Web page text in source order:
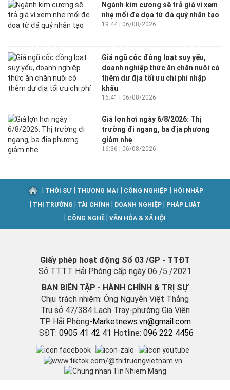
Ngành kim cương sẽ trả giá vì xem
nhẹ mối đe dọa từ đá quý nhân tạo
19:44 | 06/08/2026
Giá ngũ cốc đồng loạt suy yếu,
doanh nghiệp thức ăn chăn nuôi có
thêm dư địa tối ưu chi phí nhập
khẩu
16:41 | 06/08/2026
Giá lợn hơi ngày 6/8/2026: Thị
trường đi ngang, ba địa phương
giảm nhẹ
16:36 | 06/08/2026
THỜI SỰ THƯƠNG MẠI CÔNG NGHIỆP HỘI NHẬP
THỊ TRƯỜNG TÀI CHÍNH DOANH NGHIỆP PHÁP LUẬT
CÔNG NGHỆ VĂN HÓA & XÃ HỘI
Giấy phép hoạt động Số 03 /GP - TTĐT
Sở TTTT Hải Phòng cấp ngày 06 /5 /2021
BAN BIÊN TẬP - HÀNH CHÍNH & TRỊ SỰ
Chịu trách nhiệm: Ông Nguyễn Việt Thắng
Trụ sở 47/384 Lạch Tray-phường Gia Viên
TP. Hải Phòng- Marketnews.vn@gmail.com
SĐT: 0905 41 42 41 Hotline: 096 222 4456